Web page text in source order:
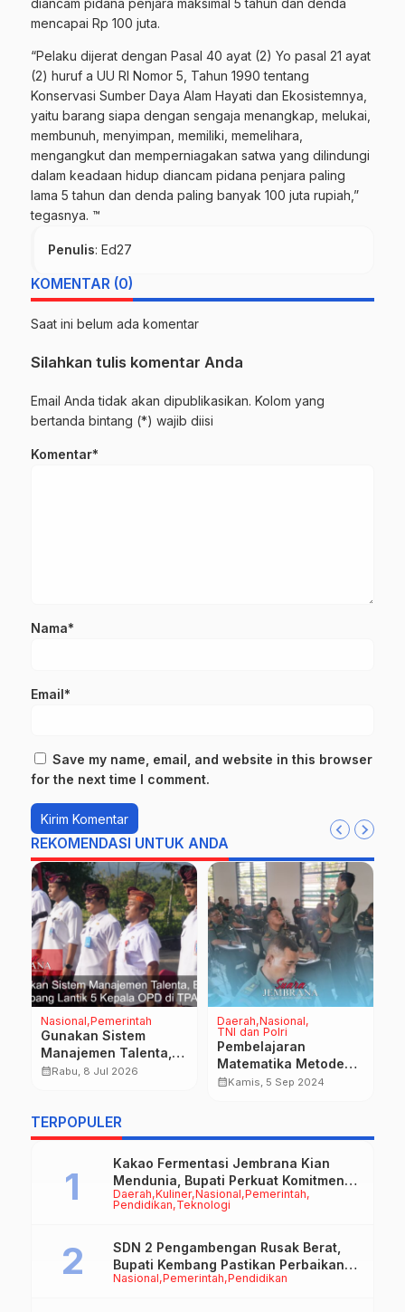
diancam pidana penjara maksimal 5 tahun dan denda
mencapai Rp 100 juta.
“Pelaku dijerat dengan Pasal 40 ayat (2) Yo pasal 21 ayat
(2) huruf a UU RI Nomor 5, Tahun 1990 tentang
Konservasi Sumber Daya Alam Hayati dan Ekosistemnya,
yaitu barang siapa dengan sengaja menangkap, melukai,
membunuh, menyimpan, memiliki, memelihara,
mengangkut dan memperniagakan satwa yang dilindungi
dalam keadaan hidup diancam pidana penjara paling
lama 5 tahun dan denda paling banyak 100 juta rupiah,”
tegasnya. ™
Penulis: Ed27
KOMENTAR (0)
Saat ini belum ada komentar
Silahkan tulis komentar Anda
Email Anda tidak akan dipublikasikan. Kolom yang
bertanda bintang (*) wajib diisi
Komentar*
Nama*
Email*
Save my name, email, and website in this browser
for the next time I comment.
REKOMENDASI UNTUK ANDA
Nasional Pemerintah
Gunakan Sistem
Manajemen Talenta,
Bupati Kembang Lantik
calendar_monthRabu, 8 Jul 2026
Daerah Nasional
TNI dan Polri
Pembelajaran
Matematika Metode
Gasing di Jajaran
calendar_monthKamis, 5 Sep 2024
TERPOPULER
Daerah Kuliner Nasional Pemerintah
Pendidikan Teknologi
Kakao Fermentasi Jembrana Kian
Mendunia, Bupati Perkuat Komitmen
pada Standar Mutu dan Keberlanjutan
Nasional Pemerintah Pendidikan
SDN 2 Pengambengan Rusak Berat,
Bupati Kembang Pastikan Perbaikan
Jadi Prioritas